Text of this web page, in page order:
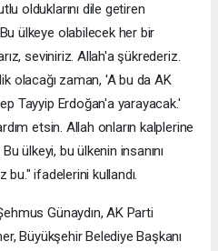
olduklarını dile getiren
ülkeye olabilecek her bir
seviniriz. Allah'a şükrederiz.
olacağı zaman, 'A bu da AK
Tayyip Erdoğan'a yarayacak.'
etsin. Allah onların kalplerine
ülkeyi, bu ülkenin insanını
bu." ifadelerini kullandı.
Günaydın, AK Parti
Büyükşehir Belediye Başkanı